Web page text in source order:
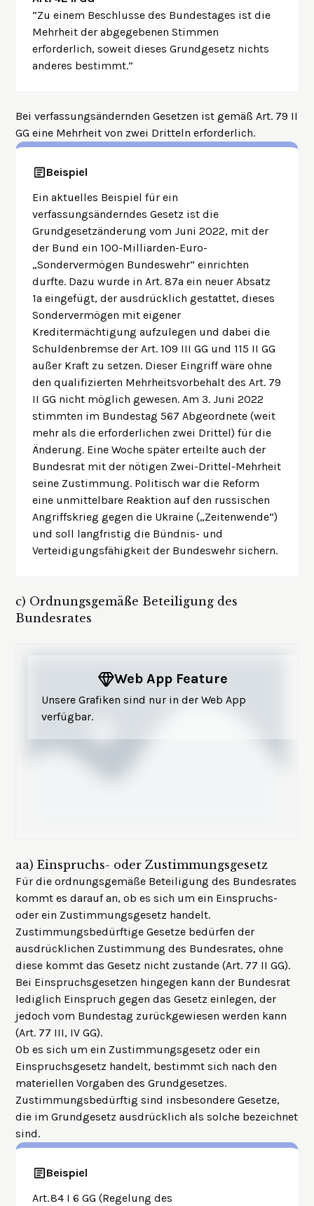
“Zu einem Beschlusse des Bundestages ist die
Mehrheit der abgegebenen Stimmen
erforderlich, soweit dieses Grundgesetz nichts
anderes bestimmt.”
Bei verfassungsändernden Gesetzen ist gemäß Art. 79 II
GG eine Mehrheit von zwei Dritteln erforderlich.
Beispiel
Ein aktuelles Beispiel für ein
verfassungsänderndes Gesetz ist die
Grundgesetzänderung vom Juni 2022, mit der
der Bund ein 100-Milliarden-Euro-
„Sondervermögen Bundeswehr“ einrichten
durfte. Dazu wurde in Art. 87a ein neuer Absatz
1a eingefügt, der ausdrücklich gestattet, dieses
Sondervermögen mit eigener
Kreditermächtigung aufzulegen und dabei die
Schuldenbremse der Art. 109 III GG und 115 II GG
außer Kraft zu setzen. Dieser Eingriff wäre ohne
den qualifizierten Mehrheitsvorbehalt des Art. 79
II GG nicht möglich gewesen. Am 3. Juni 2022
stimmten im Bundestag 567 Abgeordnete (weit
mehr als die erforderlichen zwei Drittel) für die
Änderung. Eine Woche später erteilte auch der
Bundesrat mit der nötigen Zwei-Drittel-Mehrheit
seine Zustimmung. Politisch war die Reform
eine unmittelbare Reaktion auf den russischen
Angriffskrieg gegen die Ukraine („Zeitenwende“)
und soll langfristig die Bündnis- und
Verteidigungsfähigkeit der Bundeswehr sichern.
c) Ordnungsgemäße Beteiligung des
Bundesrates
Web App Feature
Unsere Grafiken sind nur in der Web App
verfügbar.
aa) Einspruchs- oder Zustimmungsgesetz
Für die ordnungsgemäße Beteiligung des Bundesrates
kommt es darauf an, ob es sich um ein Einspruchs-
oder ein Zustimmungsgesetz handelt.
Zustimmungsbedürftige Gesetze bedürfen der
ausdrücklichen Zustimmung des Bundesrates, ohne
diese kommt das Gesetz nicht zustande (Art. 77 II GG).
Bei Einspruchsgesetzen hingegen kann der Bundesrat
lediglich Einspruch gegen das Gesetz einlegen, der
jedoch vom Bundestag zurückgewiesen werden kann
(Art. 77 III, IV GG).
Ob es sich um ein Zustimmungsgesetz oder ein
Einspruchsgesetz handelt, bestimmt sich nach den
materiellen Vorgaben des Grundgesetzes.
Zustimmungsbedürftig sind insbesondere Gesetze,
die im Grundgesetz ausdrücklich als solche bezeichnet
sind.
Beispiel
Art. 84 I 6 GG (Regelung des